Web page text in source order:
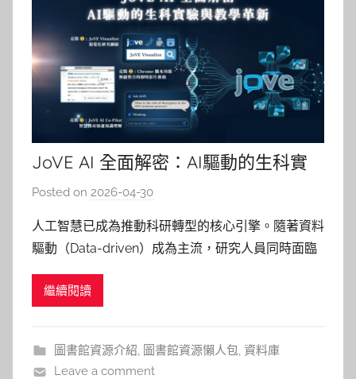
JoVE AI 全面解密：AI驅動的生科實
驗與教學革新
Posted on 2026-04-30
巴
詠
人工智慧已成為推動科研轉型的核心引擎。隨著資料
驅動（Data-driven）成為主流，研究人員同時面臨
兩大挑戰：海量文獻的持續增長，以及實驗可重複性
的嚴格要求。AI 的分析能力再強大，若底層數據無
準
繼續閱讀
圖書館資源介紹, 圖書館資源懶人包, 資料庫
Leave a comment